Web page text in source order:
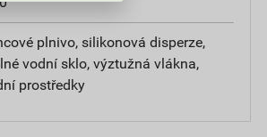
plnivo, silikonová disperze,
vodní sklo, výztužná vlákna,
prostředky